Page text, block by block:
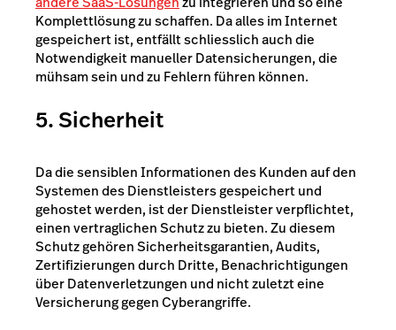
Komplettlösung zu schaffen. Da alles im Internet
gespeichert ist, entfällt schliesslich auch die
Notwendigkeit manueller Datensicherungen, die
mühsam sein und zu Fehlern führen können.
5. Sicherheit
Da die sensiblen Informationen des Kunden auf den
Systemen des Dienstleisters gespeichert und
gehostet werden, ist der Dienstleister verpflichtet,
einen vertraglichen Schutz zu bieten. Zu diesem
Schutz gehören Sicherheitsgarantien, Audits,
Zertifizierungen durch Dritte, Benachrichtigungen
über Datenverletzungen und nicht zuletzt eine
Versicherung gegen Cyberangriffe.